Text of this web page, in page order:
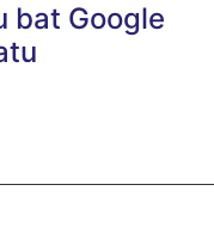
bat Google